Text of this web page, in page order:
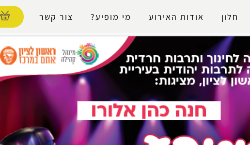
חלון אודות האירוע מי מופיע? צור קשר